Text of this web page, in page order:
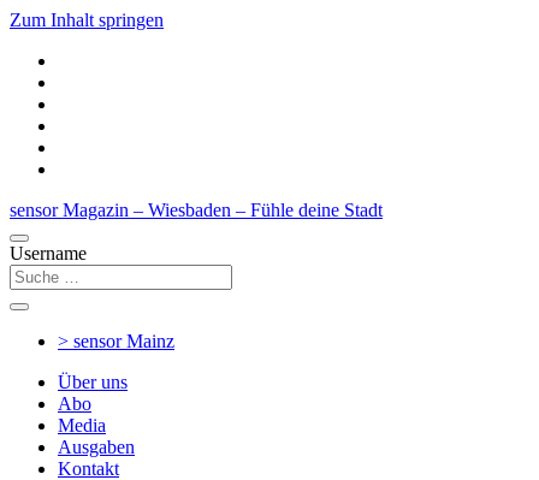
Zum Inhalt springen
sensor Magazin – Wiesbaden – Fühle deine Stadt
Username
> sensorMainz
Über uns
Abo
Media
Ausgaben
Kontakt